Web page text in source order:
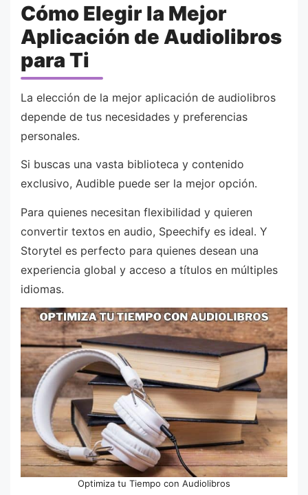
Cómo Elegir la Mejor
Aplicación de Audiolibros
para Ti
La elección de la mejor aplicación de audiolibros
depende de tus necesidades y preferencias
personales.
Si buscas una vasta biblioteca y contenido
exclusivo, Audible puede ser la mejor opción.
Para quienes necesitan flexibilidad y quieren
convertir textos en audio, Speechify es ideal. Y
Storytel es perfecto para quienes desean una
experiencia global y acceso a títulos en múltiples
idiomas.
Optimiza tu Tiempo con Audiolibros